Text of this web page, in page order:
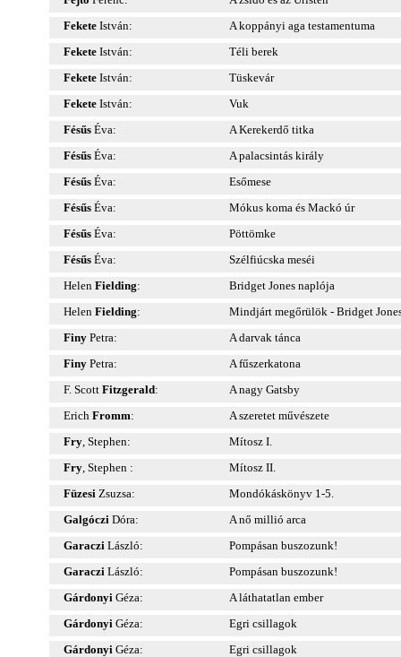
Fekete István:
A koppányi aga testamentuma
Fekete István:
Téli berek
Fekete István:
Tüskevár
Fekete István:
Vuk
Fésűs Éva:
A Kerekerdő titka
Fésűs Éva:
A palacsintás király
Fésűs Éva:
Esőmese
Fésűs Éva:
Mókus koma és Mackó úr
Fésűs Éva:
Pöttömke
Fésűs Éva:
Szélfiúcska meséi
Helen Fielding:
Bridget Jones naplója
Helen Fielding:
Mindjárt megőrülök - Bridget
Finy Petra:
A darvak tánca
Finy Petra:
A fűszerkatona
F. Scott Fitzgerald:
A nagy Gatsby
Erich Fromm:
A szeretet művészete
Fry, Stephen:
Mítosz I.
Fry, Stephen :
Mítosz II.
Füzesi Zsuzsa:
Mondókáskönyv 1-5.
Galgóczi Dóra:
A nő millió arca
Garaczi László:
Pompásan buszozunk!
Garaczi László:
Pompásan buszozunk!
Gárdonyi Géza:
A láthatatlan ember
Gárdonyi Géza:
Egri csillagok
Gárdonyi Géza:
Egri csillagok